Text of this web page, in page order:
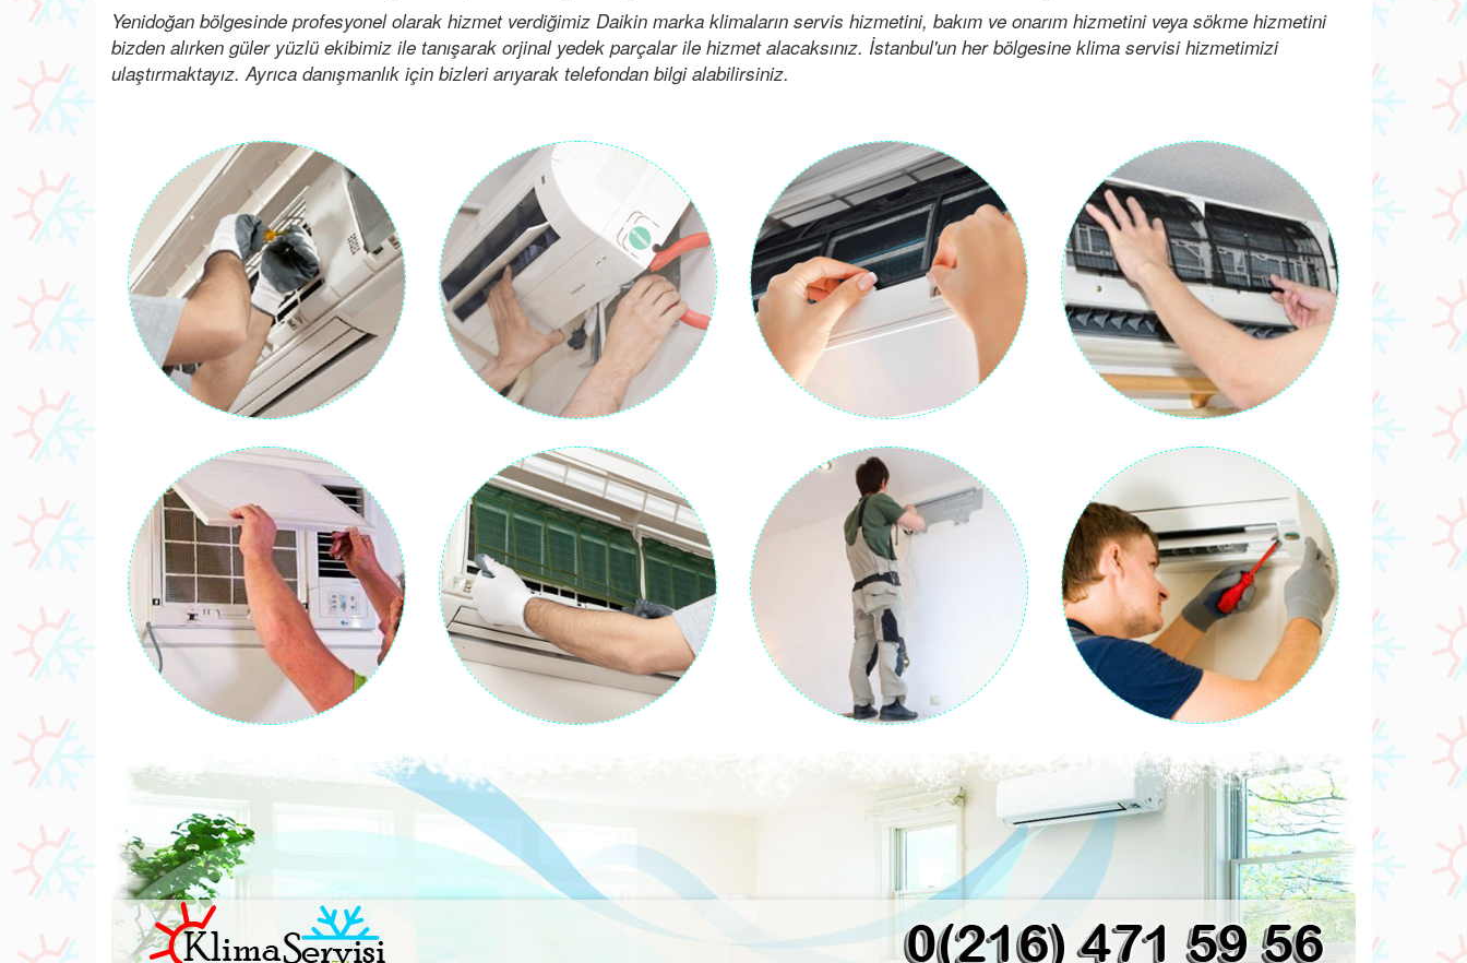
Yenidoğan bölgesinde profesyonel olarak hizmet verdiğimiz Daikin marka klimaların servis hizmetini, bakım ve onarım hizmetini veya sökme hizmetini
bizden alırken güler yüzlü ekibimiz ile tanışarak orjinal yedek parçalar ile hizmet alacaksınız. İstanbul'un her bölgesine klima servisi hizmetimizi
ulaştırmaktayız. Ayrıca danışmanlık için bizleri arıyarak telefondan bilgi alabilirsiniz.